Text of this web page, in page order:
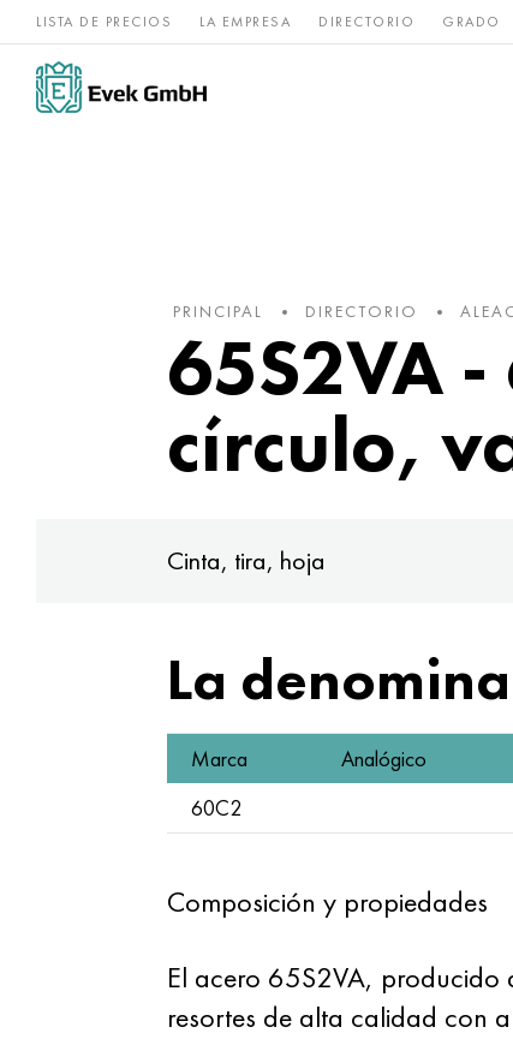
LISTA DE PRECIOS LA EMPRESA DIRECTORIO GRADO
Aleaciones de
níquel
acero
PRINCIPAL DIRECTORIO
65S2VA
círculo,
Cinta, tira, hoja
La
Marca Analógico
60С2
Composición y propiedades
El acero 65S2VA, producido
resortes de alta calidad con